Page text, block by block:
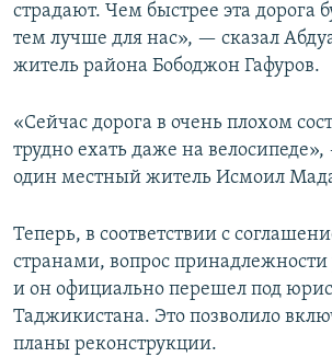
страдают. Чем быстрее эта дорога
тем лучше для нас», — сказал
житель района Бободжон Гафуров.
«Сейчас дорога в очень плохом
трудно ехать даже на
один местный житель Исмоил
Теперь, в соответствии с
странами, вопрос
и он официально перешел под
Таджикистана. Это позволило
планы реконструкции.